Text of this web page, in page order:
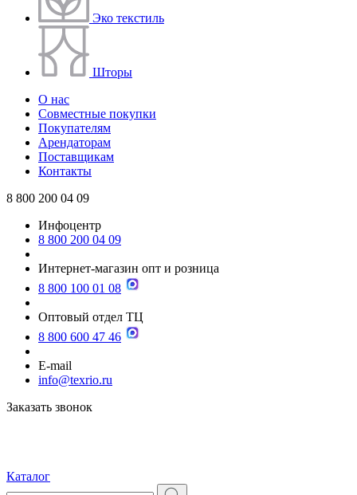
Эко текстиль
Шторы
О нас
Совместные покупки
Покупателям
Арендаторам
Поставщикам
Контакты
8 800 200 04 09
Инфоцентр
8 800 200 04 09
Интернет-магазин опт и розница
8 800 100 01 08
Оптовый отдел ТЦ
8 800 600 47 46
E-mail
info@texrio.ru
Заказать звонок
Каталог